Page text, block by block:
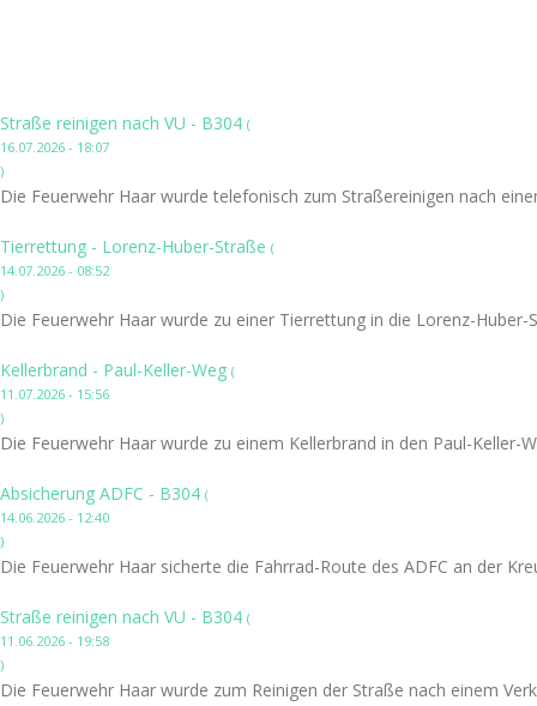
Straße reinigen nach VU - B304 (
16.07.2026 - 18:07
)
Die Feuerwehr Haar wurde telefonisch zum Straßereinigen nach
Tierrettung - Lorenz-Huber-Straße (
14.07.2026 - 08:52
)
Die Feuerwehr Haar wurde zu einer Tierrettung in die Lorenz-Huber-
Kellerbrand - Paul-Keller-Weg (
11.07.2026 - 15:56
)
Die Feuerwehr Haar wurde zu einem Kellerbrand in den Paul-Keller-
Absicherung ADFC - B304 (
14.06.2026 - 12:40
)
Die Feuerwehr Haar sicherte die Fahrrad-Route des ADFC an der
Straße reinigen nach VU - B304 (
11.06.2026 - 19:58
)
Die Feuerwehr Haar wurde zum Reinigen der Straße nach einem